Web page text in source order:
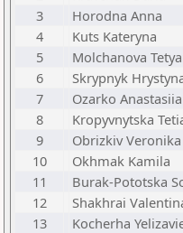
3
Horodna Anna
4
Kuts Kateryna
5
Molchanova
6
Skrypnyk
7
Ozarko Anastasiia
8
Kropyvnytska
9
Obrizkiv Veronika
10
Okhmak Kamila
11
Burak-Pototska
12
Shakhrai
13
Kocherha